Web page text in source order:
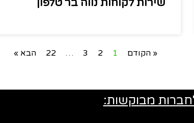
שירות לקוחות נווה בר טלפון
« הקודם 1
2
3
…
22 הבא »
מבוקשות: